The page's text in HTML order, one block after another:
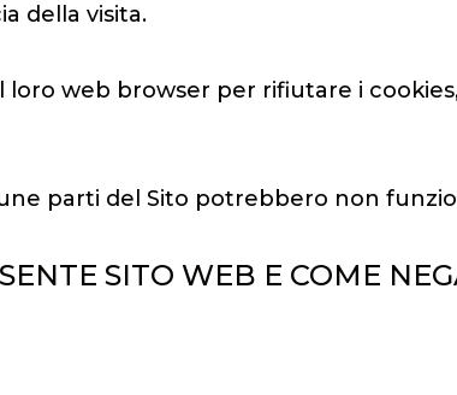
della visita.
web browser per rifiutare i
parti del Sito potrebbero non
SITO WEB E COME